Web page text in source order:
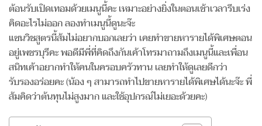
ต้อนรับเปิดเทอมด้วยเมนูนี้คะ เหมาะอย่างยิ่งในตอนเช้าเวลารีบเร่ง
คิดอะไรไม่ออก ลองทำเมนูนี้ดูนะจ๊ะ
แซนวิชสูตรนี้ส้มไม่อยากบอกเลยว่า เคยทำขายหารายได้พิเศษตอน
อยู่เพชรบุรีคะ พอดีมีพี่ที่คิดถึงกันเค้าโทรมาถามถึงเมนูนี้และเพื่อน
สนิทเค้าอยากทำให้คนในครอบครัวทาน เลยทำให้ดูเลยดีกว่า
รับรองอร่อยคะ (น้อง ๆ สามารถทำไปขายหารายได้พิเศษได้นะจ๊ะ พี่
ส้มคิดว่าต้นทุนไม่สูงมาก และใช้อุปกรณ์ไม่เยอะด้วยคะ)